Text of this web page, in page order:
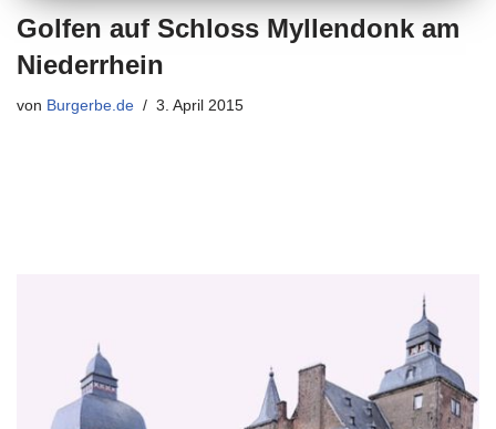
Golfen auf Schloss Myllendonk am
Niederrhein
von Burgerbe.de 3. April 2015